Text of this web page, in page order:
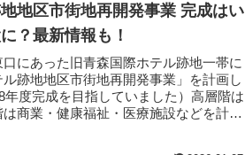
地区市街地再開発事業 完成はい
？最新情報も！
にあった旧青森国際ホテル跡地一帯に
跡地地区市街地再開発事業」を計画し
年度完成を目指していました）高層階は
商業・健康福祉・医療施設などを計画